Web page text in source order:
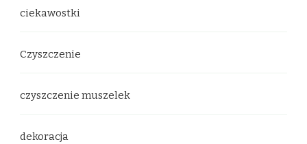
ciekawostki
Czyszczenie
czyszczenie muszelek
dekoracja